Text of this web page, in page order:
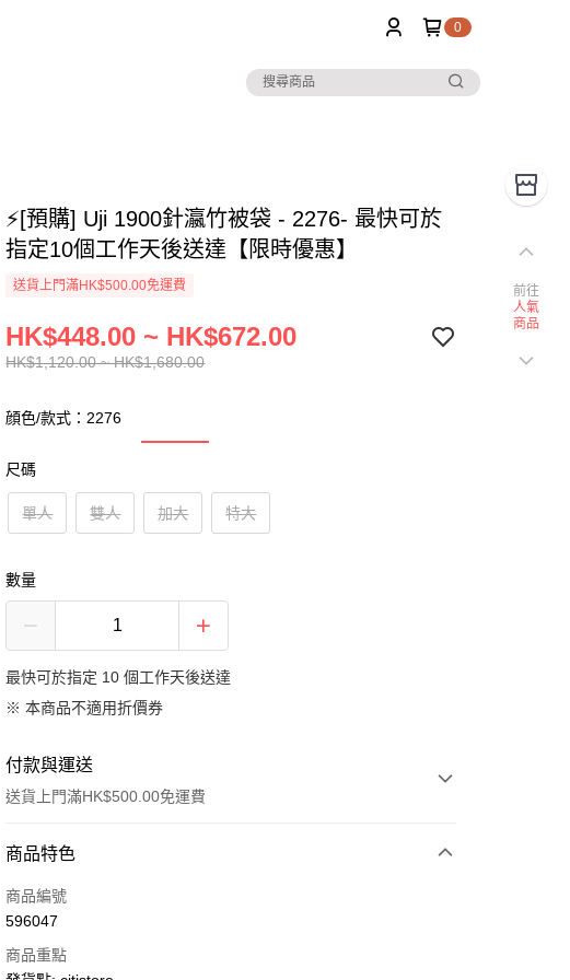
0
⚡[預購] Uji 1900針瀛竹被袋 - 2276- 最快可於
指定10個工作天後送達【限時優惠】
送貨上門滿HK$500.00免運費
HK$1,120.00 ~ HK$1,680.00
HK$448.00 ~ HK$672.00
顔色/款式：2276
尺碼
單人 雙人 加大 特大
數量
最快可於指定 10 個工作天後送達
※ 本商品不適用折價券
付款與運送
送貨上門滿HK$500.00免運費
付款方式
信用卡
PayMe
商品特色
商品編號
596047
商品重點
前往
人氣
商品